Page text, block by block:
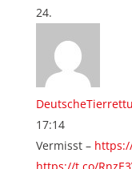
17:14
Vermisst –